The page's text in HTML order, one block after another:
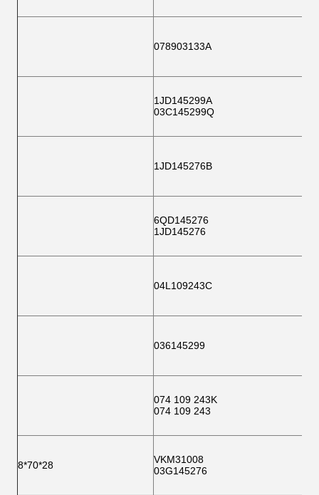
078903133A
1JD145299A
03C145299Q
1JD145276B
6QD145276
1JD145276
04L109243C
036145299
074 109 243K
074 109 243
8*70*28
VKM31008
03G145276